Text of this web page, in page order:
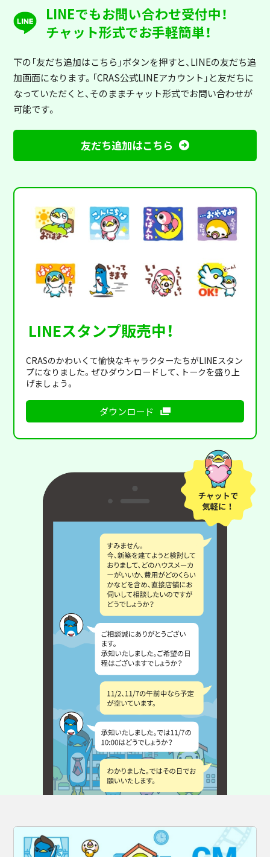
LINEでもお問い合わせ受付中！
チャット形式でお手軽簡単！
下の「友だち追加はこちら」ボタンを押すと、LINEの友だち追
加画面になります。「CRAS公式LINEアカウント」と友だちに
なっていただくと、そのままチャット形式でお問い合わせが
可能です。
友だち追加はこちら
LINEスタンプ販売中！
CRASのかわいくて愉快なキャラクターたちがLINEスタン
プになりました。ぜひダウンロードして、トークを盛り上
げましょう。
ダウンロード